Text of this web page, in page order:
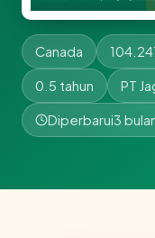
Canada
0.5 tahun PT
Diperbarui3